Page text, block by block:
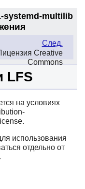
systemd-multilib
След.
Creative
Commons
LFS
на условиях
использования
отдельно от